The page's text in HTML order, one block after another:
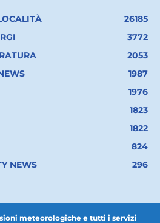
26185
3772
2053
1987
1976
1823
1822
824
NEWS
296
meteorologiche e tutti i servizi